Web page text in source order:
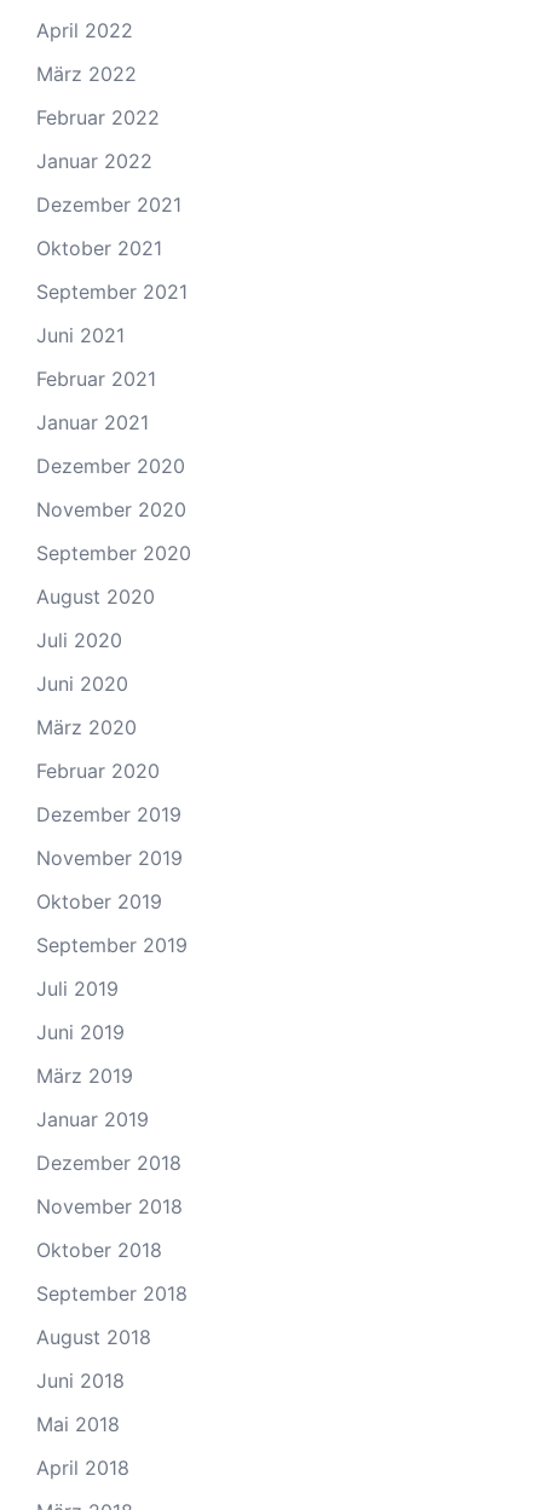
April 2022
März 2022
Februar 2022
Januar 2022
Dezember 2021
Oktober 2021
September 2021
Juni 2021
Februar 2021
Januar 2021
Dezember 2020
November 2020
September 2020
August 2020
Juli 2020
Juni 2020
März 2020
Februar 2020
Dezember 2019
November 2019
Oktober 2019
September 2019
Juli 2019
Juni 2019
März 2019
Januar 2019
Dezember 2018
November 2018
Oktober 2018
September 2018
August 2018
Juni 2018
Mai 2018
April 2018